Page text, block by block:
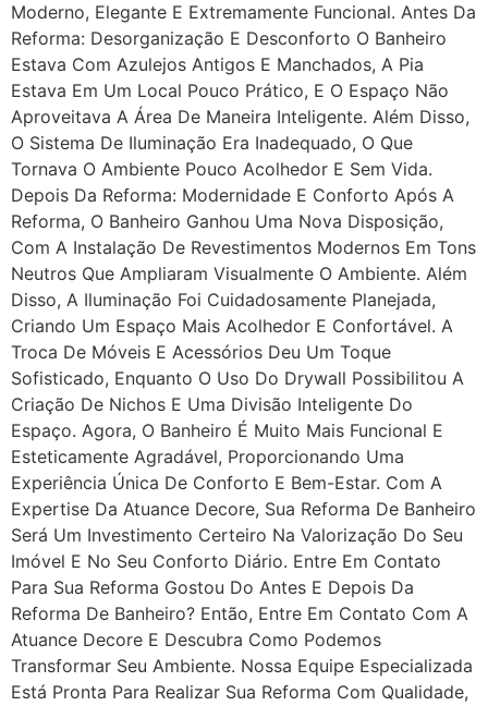
Moderno, Elegante E Extremamente Funcional. Antes Da
Reforma: Desorganização E Desconforto O Banheiro
Estava Com Azulejos Antigos E Manchados, A Pia
Estava Em Um Local Pouco Prático, E O Espaço Não
Aproveitava A Área De Maneira Inteligente. Além Disso,
O Sistema De Iluminação Era Inadequado, O Que
Tornava O Ambiente Pouco Acolhedor E Sem Vida.
Depois Da Reforma: Modernidade E Conforto Após A
Reforma, O Banheiro Ganhou Uma Nova Disposição,
Com A Instalação De Revestimentos Modernos Em Tons
Neutros Que Ampliaram Visualmente O Ambiente. Além
Disso, A Iluminação Foi Cuidadosamente Planejada,
Criando Um Espaço Mais Acolhedor E Confortável. A
Troca De Móveis E Acessórios Deu Um Toque
Sofisticado, Enquanto O Uso Do Drywall Possibilitou A
Criação De Nichos E Uma Divisão Inteligente Do
Espaço. Agora, O Banheiro É Muito Mais Funcional E
Esteticamente Agradável, Proporcionando Uma
Experiência Única De Conforto E Bem-Estar. Com A
Expertise Da Atuance Decore, Sua Reforma De Banheiro
Será Um Investimento Certeiro Na Valorização Do Seu
Imóvel E No Seu Conforto Diário. Entre Em Contato
Para Sua Reforma Gostou Do Antes E Depois Da
Reforma De Banheiro? Então, Entre Em Contato Com A
Atuance Decore E Descubra Como Podemos
Transformar Seu Ambiente. Nossa Equipe Especializada
Está Pronta Para Realizar Sua Reforma Com Qualidade,